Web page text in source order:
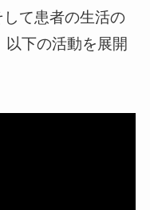
て患者の生活の
下の活動を展開